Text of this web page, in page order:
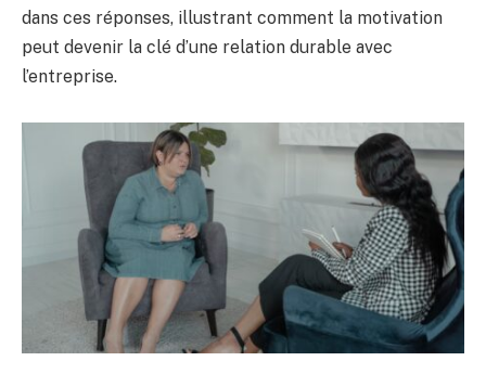
dans ces réponses, illustrant comment la motivation
peut devenir la clé d’une relation durable avec
l’entreprise.